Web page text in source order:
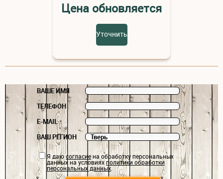
Цена обновляется
Уточнить
ВАШЕ ИМЯ
ТЕЛЕФОН
E-MAIL
ВАШ РЕГИОН
Я даюсогласиена обработку персональных
данных на условияхполитики обработки
персональных данных.